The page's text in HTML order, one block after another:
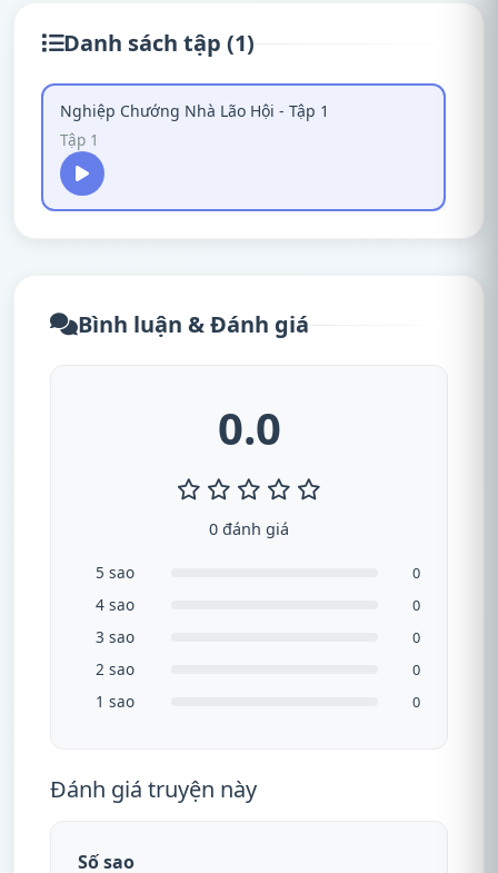
Danh sách tập (1)
Nghiệp Chướng Nhà Lão Hội - Tập 1
Tập 1
Bình luận & Đánh giá
0.0
0 đánh giá
5 sao 0
4 sao 0
3 sao 0
2 sao 0
1 sao 0
Đánh giá truyện này
Số sao